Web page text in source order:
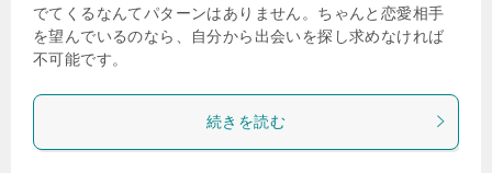
でてくるなんてパターンはありません。ちゃんと恋愛相手
を望んでいるのなら、自分から出会いを探し求めなければ
不可能です。
続きを読む